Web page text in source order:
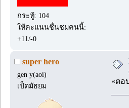
กระทู้: 104
ให้คะแนนชื่นชมคนนี้:
+11/-0
super hero
gen y(aoi)
เป็ดมัธยม
«ตอ